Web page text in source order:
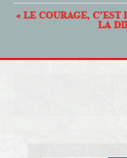
« LE COURAGE,
LA